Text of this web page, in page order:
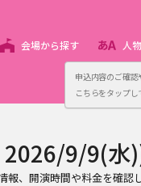
申込内容のご確認
こちらをタップ
会場から探す 人
2026/9/9(水
、開演時間や料金を確認